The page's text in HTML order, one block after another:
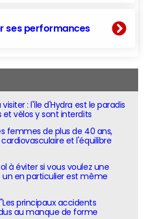
ses performances
: l'île d'Hydra est le paradis
et vélos y sont interdits
femmes de plus de 40 ans,
et l'équilibre
à éviter si vous voulez une
en particulier est même
principaux accidents
au manque de forme